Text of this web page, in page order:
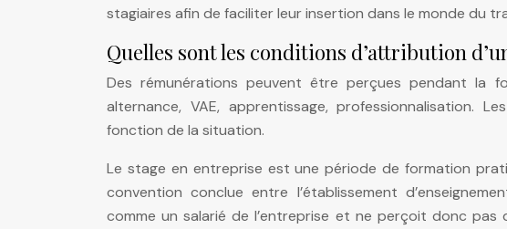
stagiaires afin de faciliter leur insertion dans le monde du
Quelles sont les conditions d’attribution
Des rémunérations peuvent être perçues pendant la
alternance, VAE, apprentissage, professionnalisation.
fonction de la situation.
Le stage en entreprise est une période de formation
convention conclue entre l’établissement
comme un salarié de l’entreprise et ne perçoit donc pas